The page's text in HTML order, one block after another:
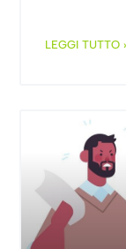
LEGGI TUTTO